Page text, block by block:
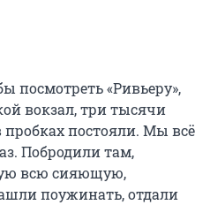
посмотреть «Ривьеру»,
вокзал, три тысячи
пробках постояли. Мы всё
Побродили там,
всю сияющую,
поужинать, отдали